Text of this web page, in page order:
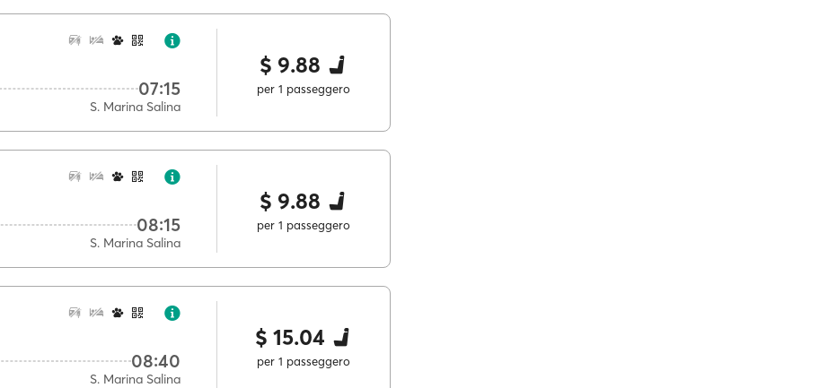
07:15
S. Marina Salina
$ 9.88
per 1 passeggero
08:15
S. Marina Salina
$ 9.88
per 1 passeggero
08:40
S. Marina Salina
$ 15.04
per 1 passeggero